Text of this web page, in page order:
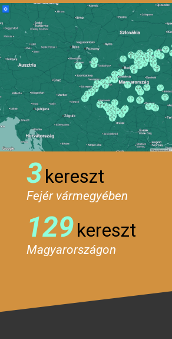
3kereszt
Fejér vármegyében
129kereszt
Magyarországon